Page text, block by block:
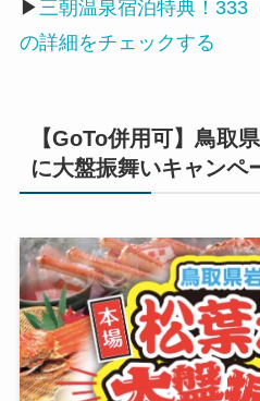
▶三朝温泉宿泊特典！333
の詳細をチェックする
【GoTo併用可】鳥取
に大盤振舞いキャンペ